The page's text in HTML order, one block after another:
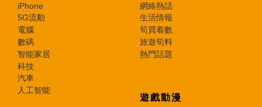
iPhone
5G流動
電腦
數碼
智能家居
科技
汽車
人工智能
網絡熱話
生活情報
筍買着數
旅遊筍料
熱門話題
遊戲動漫